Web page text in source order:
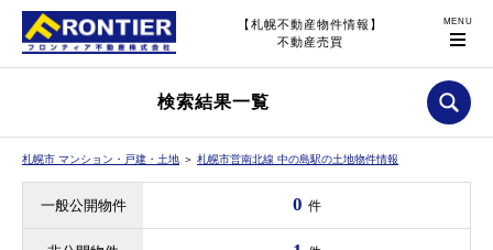
【札幌不動産物件情報】
不動産売買
検索結果一覧
札幌市 マンション・戸建・土地 ＞ 札幌市営南北線 中の島駅の土地物件情報
一般公開物件 0 件